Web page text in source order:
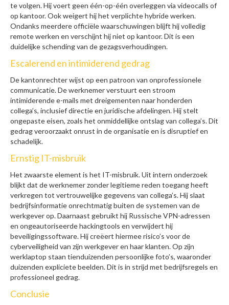
te volgen. Hij voert geen één-op-één overleggen via videocalls of
op kantoor. Ook weigert hij het verplichte hybride werken.
Ondanks meerdere officiële waarschuwingen blijft hij volledig
remote werken en verschijnt hij niet op kantoor. Dit is een
duidelijke schending van de gezagsverhoudingen.
Escalerend en intimiderend gedrag
De kantonrechter wijst op een patroon van onprofessionele
communicatie. De werknemer verstuurt een stroom
intimiderende e-mails met dreigementen naar honderden
collega’s, inclusief directie en juridische afdelingen. Hij stelt
ongepaste eisen, zoals het onmiddellijke ontslag van collega’s. Dit
gedrag veroorzaakt onrust in de organisatie en is disruptief en
schadelijk.
Ernstig IT-misbruik
Het zwaarste element is het IT-misbruik. Uit intern onderzoek
blijkt dat de werknemer zonder legitieme reden toegang heeft
verkregen tot vertrouwelijke gegevens van collega’s. Hij slaat
bedrijfsinformatie onrechtmatig buiten de systemen van de
werkgever op. Daarnaast gebruikt hij Russische VPN-adressen
en ongeautoriseerde hackingtools en verwijdert hij
beveiligingssoftware. Hij creëert hiermee risico’s voor de
cyberveiligheid van zijn werkgever en haar klanten. Op zijn
werklaptop staan tienduizenden persoonlijke foto’s, waaronder
duizenden expliciete beelden. Dit is in strijd met bedrijfsregels en
professioneel gedrag.
Conclusie